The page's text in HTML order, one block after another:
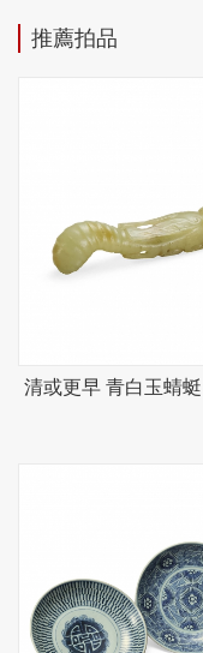
推薦拍品
清或更早 青白玉蜻蜓